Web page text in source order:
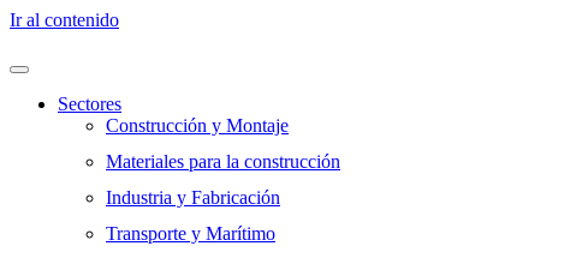
Ir al contenido
Sectores
Construcción y Montaje
Materiales para la construcción
Industria y Fabricación
Transporte y Marítimo